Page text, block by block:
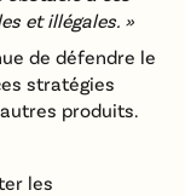
et illégales. »
de défendre le
stratégies
produits.
les